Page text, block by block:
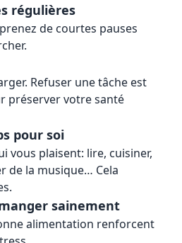
régulières
de courtes pauses
Refuser une tâche est
préserver votre santé
pour soi
vous plaisent: lire, cuisiner,
de la musique… Cela
sainement
alimentation renforcent